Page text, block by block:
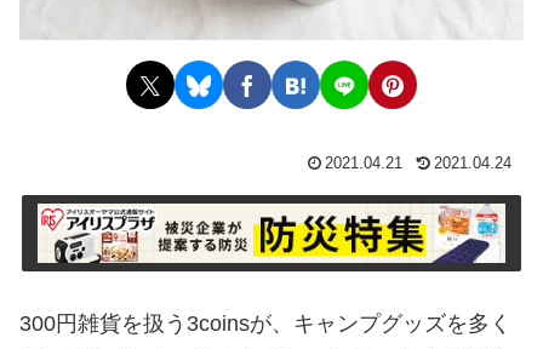
2021.04.21 2021.04.24
300円雑貨を扱う3coinsが、キャンプグッズを多く